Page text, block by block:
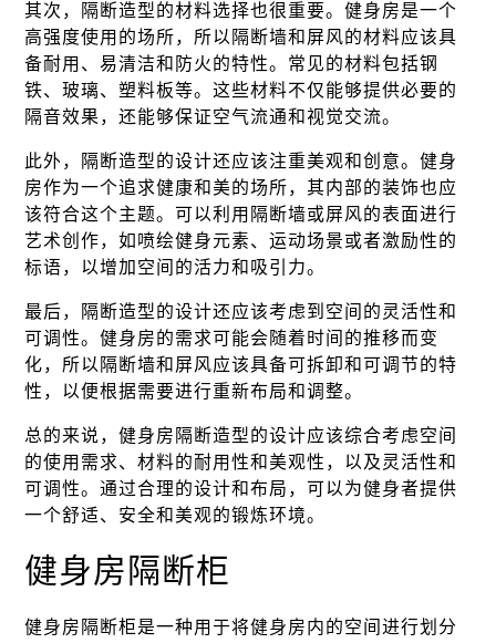
其次，隔断造型的材料选择也很重要。健身房是一个
高强度使用的场所，所以隔断墙和屏风的材料应该具
备耐用、易清洁和防火的特性。常见的材料包括钢
铁、玻璃、塑料板等。这些材料不仅能够提供必要的
隔音效果，还能够保证空气流通和视觉交流。
此外，隔断造型的设计还应该注重美观和创意。健身
房作为一个追求健康和美的场所，其内部的装饰也应
该符合这个主题。可以利用隔断墙或屏风的表面进行
艺术创作，如喷绘健身元素、运动场景或者激励性的
标语，以增加空间的活力和吸引力。
最后，隔断造型的设计还应该考虑到空间的灵活性和
可调性。健身房的需求可能会随着时间的推移而变
化，所以隔断墙和屏风应该具备可拆卸和可调节的特
性，以便根据需要进行重新布局和调整。
总的来说，健身房隔断造型的设计应该综合考虑空间
的使用需求、材料的耐用性和美观性，以及灵活性和
可调性。通过合理的设计和布局，可以为健身者提供
一个舒适、安全和美观的锻炼环境。
健身房隔断柜
健身房隔断柜是一种用于将健身房内的空间进行划分